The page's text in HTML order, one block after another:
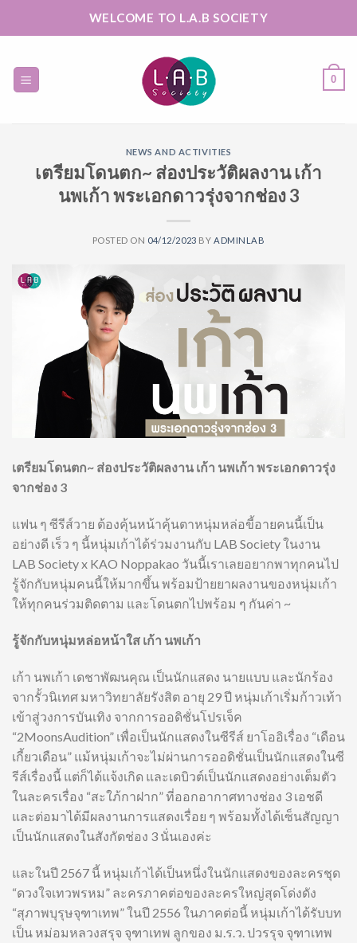
WELCOME TO L.A.B SOCIETY
0
NEWS AND ACTIVITIES
เตรียมโดนตก~ ส่องประวัติผลงาน เก้า
นพเก้า พระเอกดาวรุ่งจากช่อง 3
POSTED ON 04/12/2023 BY ADMINLAB
เตรียมโดนตก~ ส่องประวัติผลงาน เก้า นพเก้า พระเอกดาวรุ่ง
จากช่อง 3
แฟน ๆ ซีรีส์วาย ต้องคุ้นหน้าคุ้นตาหนุ่มหล่อขี้อายคนนี้เป็น
อย่างดี เร็ว ๆ นี้หนุ่มเก้าได้ร่วมงานกับ LAB Society ในงาน
LAB Society x KAO Noppakao วันนี้เราเลยอยากพาทุกคนไป
รู้จักกับหนุ่มคนนี้ให้มากขึ้น พร้อมป้ายยาผลงานของหนุ่มเก้า
ให้ทุกคนร่วมติดตาม และโดนตกไปพร้อม ๆ กันค่า ~
รู้จักกับหนุ่มหล่อหน้าใส เก้า นพเก้า
เก้า นพเก้า เดชาพัฒนคุณ เป็นนักแสดง นายแบบ และนักร้อง
จากรั้วนิเทศ มหาวิทยาลัยรังสิต อายุ 29 ปี หนุ่มเก้าเริ่มก้าวเท้า
เข้าสู่วงการบันเทิง จากการออดิชั่นโปรเจ็ค
“2MoonsAudition” เพื่อเป็นนักแสดงในซีรีส์ ยาโออิเรื่อง “เดือน
เกี้ยวเดือน” แม้หนุ่มเก้าจะไม่ผ่านการออดิชั่นเป็นนักแสดงในซี
รีส์เรื่องนี้ แต่ก็ได้แจ้งเกิด และเดบิวต์เป็นนักแสดงอย่างเต็มตัว
ในละครเรื่อง “สะใภ้กาฝาก” ที่ออกอากาศทางช่อง 3 เอชดี
และต่อมาได้มีผลงานการแสดงเรื่อย ๆ พร้อมทั้งได้เซ็นสัญญา
เป็นนักแสดงในสังกัดช่อง 3 นั่นเองค่ะ
และในปี 2567 นี้ หนุ่มเก้าได้เป็นหนึ่งในนักแสดงของละครชุด
“ดวงใจเทวพรหม” ละครภาคต่อของละครใหญ่สุดโด่งดัง
“สุภาพบุรุษจุฑาเทพ” ในปี 2556 ในภาคต่อนี้ หนุ่มเก้าได้รับบท
เป็น หม่อมหลวงสรุจ จุฑาเทพ ลูกของ ม.ร.ว. ปวรรุจ จุฑาเทพ